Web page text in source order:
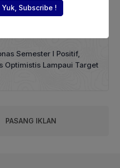
untuk Memperkuat
Sosial
Semester I Positif,
Optimistis Lampaui Target
PASANG IKLAN
Yuk, Subscribe !